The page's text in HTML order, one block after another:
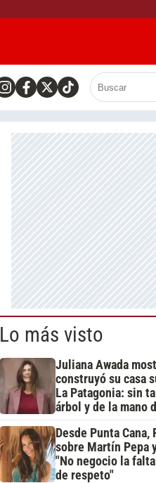
Lo más visto
Juliana Awada
construyó su casa
La Patagonia: sin
árbol y de la mano
Desde Punta Cana,
sobre Martín Pepa
"No negocio la
de respeto"